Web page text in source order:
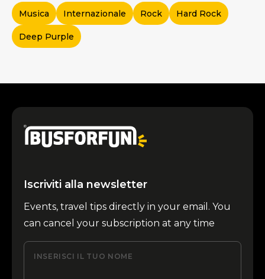
Musica Internazionale Rock Hard Rock
Deep Purple
Iscriviti alla newsletter
Events, travel tips directly in your email. You
can cancel your subscription at any time
INSERISCI IL TUO NOME